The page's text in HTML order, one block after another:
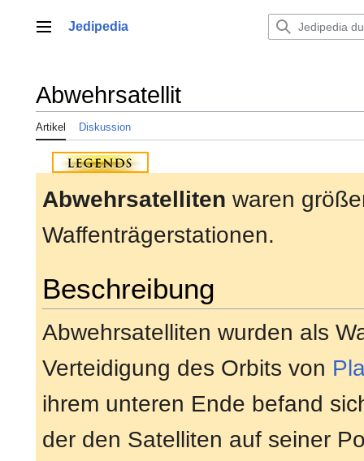
springenHauptmenü
Jedipedia
Abwehrsatellit
Artikel Diskussion
Abwehrsatelliten waren
Waffenträgerstationen.
Beschreibung
Abwehrsatelliten wurden als
Verteidigung des Orbits von
ihrem unteren Ende befand
der den Satelliten auf seiner